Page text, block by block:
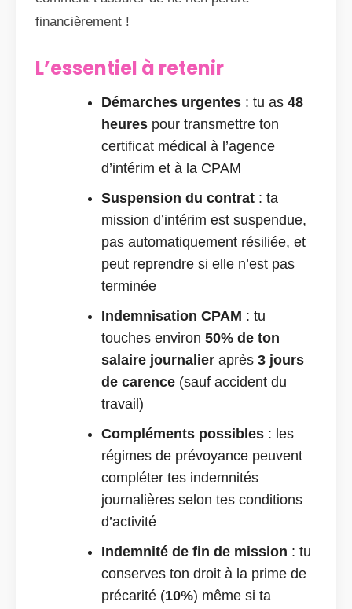
financièrement !
L’essentiel à retenir
Démarches urgentes : tu as 48
heures pour transmettre ton
certificat médical à l’agence
d’intérim et à la CPAM
Suspension du contrat : ta
mission d’intérim est suspendue,
pas automatiquement résiliée, et
peut reprendre si elle n’est pas
terminée
Indemnisation CPAM : tu
touches environ 50% de ton
salaire journalier après 3 jours
de carence (sauf accident du
travail)
Compléments possibles : les
régimes de prévoyance peuvent
compléter tes indemnités
journalières selon tes conditions
d’activité
Indemnité de fin de mission : tu
conserves ton droit à la prime de
précarité (10%) même si ta